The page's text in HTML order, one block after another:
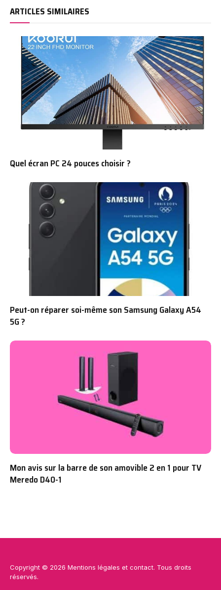
ARTICLES SIMILAIRES
Quel écran PC 24 pouces choisir ?
Peut-on réparer soi-même son Samsung Galaxy A54
5G ?
Mon avis sur la barre de son amovible 2 en 1 pour TV
Meredo D40-1
Copyright © 2026 Mentions légales et contact. Tous droits
réservés.